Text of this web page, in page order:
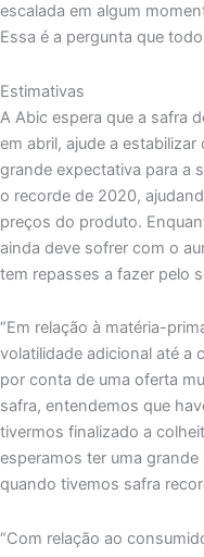
escalada em algum
Essa é a pergunta que
Estimativas
A Abic espera que a safra
em abril, ajude a
grande expectativa para a
o recorde de 2020,
preços do produto.
ainda deve sofrer com o
tem repasses a fazer pelo
“Em relação à matéria-
volatilidade adicional até a
por conta de uma oferta
safra, entendemos que
tivermos finalizado a
esperamos ter uma
quando tivemos safra
“Com relação ao